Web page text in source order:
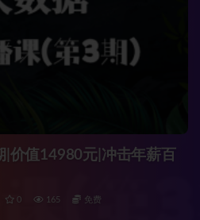
价值14980元|冲击年薪百
0 165 免费